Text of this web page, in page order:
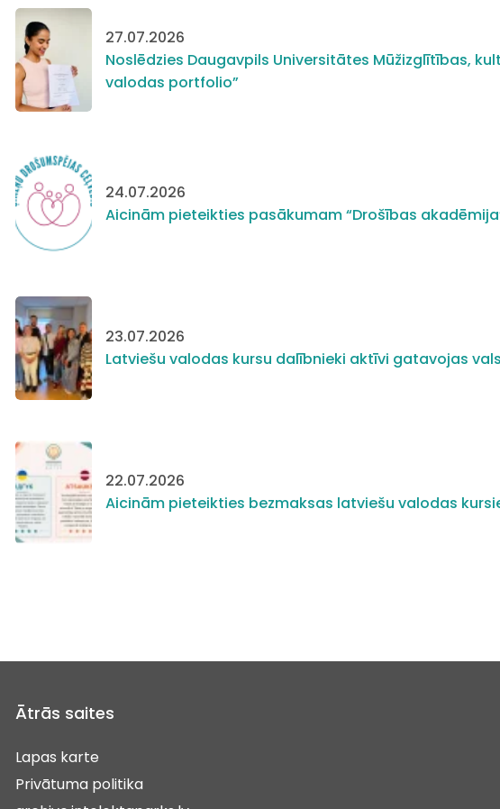
27.07.2026
Noslēdzies Daugavpils Universitātes Mūžizglītības,
valodas portfolio”
24.07.2026
Aicinām pieteikties pasākumam “Drošības
23.07.2026
Latviešu valodas kursu dalībnieki aktīvi gatavojas
22.07.2026
Aicinām pieteikties bezmaksas latviešu valodas
Ātrās saites
Lapas karte
Privātuma politika